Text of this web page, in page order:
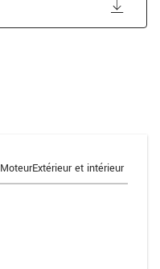
MoteurExtérieur et intérieur